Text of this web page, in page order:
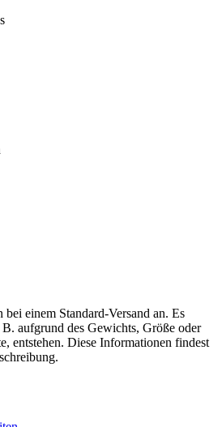
einem Standard-Versand an. Es
aufgrund des Gewichts, Größe oder
entstehen. Diese Informationen findest